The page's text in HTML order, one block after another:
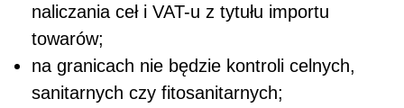
naliczania ceł i VAT-u z tytułu importu
towarów;
na granicach nie będzie kontroli celnych,
sanitarnych czy fitosanitarnych;